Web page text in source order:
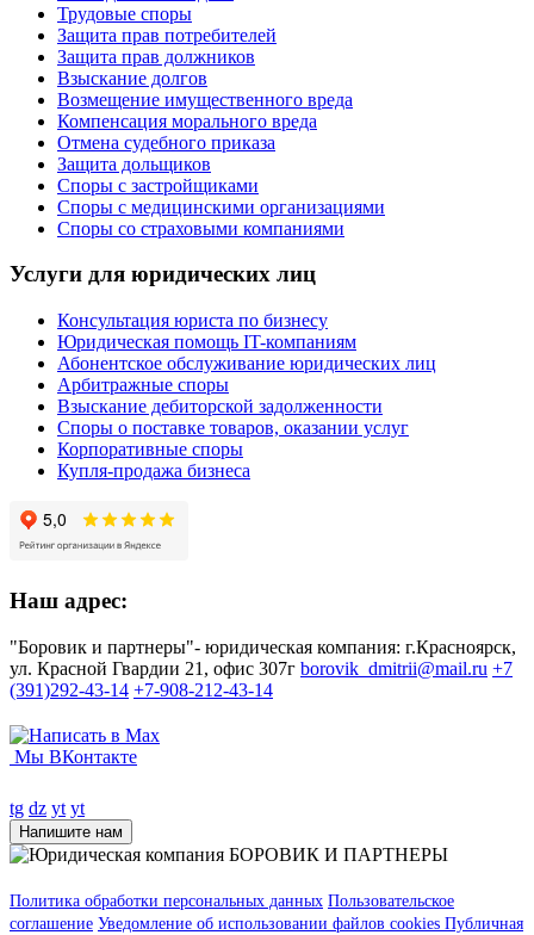
Трудовые споры
Защита прав потребителей
Защита прав должников
Взыскание долгов
Возмещение имущественного вреда
Компенсация морального вреда
Отмена судебного приказа
Защита дольщиков
Споры с застройщиками
Споры с медицинскими организациями
Споры со страховыми компаниями
Услуги для юридических лиц
Консультация юриста по бизнесу
Юридическая помощь IT-компаниям
Абонентское обслуживание юридических лиц
Арбитражные споры
Взыскание дебиторской задолженности
Споры о поставке товаров, оказании услуг
Корпоративные споры
Купля-продажа бизнеса
Наш адрес:
"Боровик и партнеры"- юридическая компания: г.Красноярск,
ул. Красной Гвардии 21, офис 307г borovik_dmitrii@mail.ru +7
(391)292-43-14 +7-908-212-43-14
Мы ВКонтакте
tg dz yt yt
Напишите нам
Политика обработки персональных данных Пользовательское
соглашение Уведомление об использовании файлов cookies Публичная